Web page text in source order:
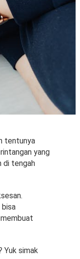
tentunya
yang
di tengah
bisa
Yuk simak